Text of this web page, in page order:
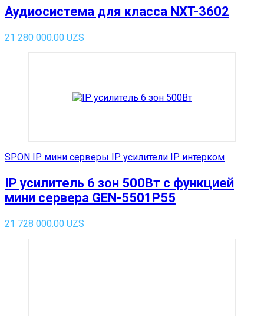
Аудиосистема для класса NXT-3602
21 280 000.00 UZS
SPON IP мини серверы IP усилители IP интерком
IP усилитель 6 зон 500Вт с функцией
мини сервера GEN-5501P55
21 728 000.00 UZS